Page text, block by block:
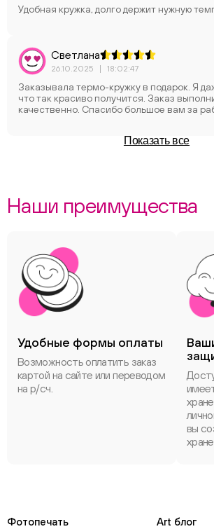
Удобная кружка, долго держит нужную
Светлана
26.10.2025 | 18:02:47
Заказывала термо-кружку в подарок. Я
что так красиво получится. Заказ
качественно. Спасибо большое вам за
Показать все
Наши преимущества
Удобные формы оплаты
Возможность оплатить заказ
картой на сайте или переводом
на р/сч.
вы
Фотопечать
Art блог